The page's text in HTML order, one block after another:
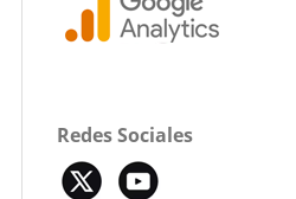
Redes Sociales